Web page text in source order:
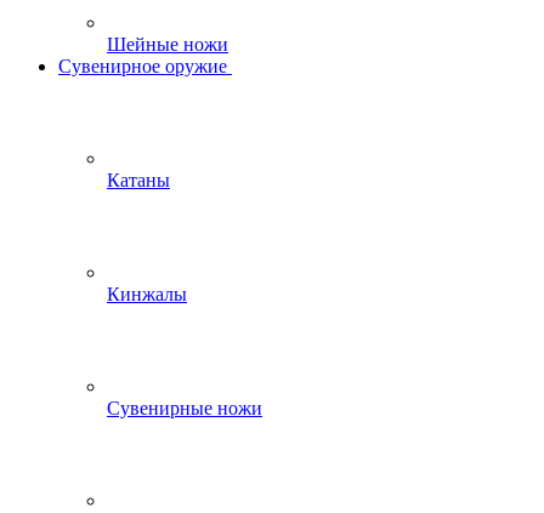
Шейные ножи
Сувенирное оружие
Катаны
Кинжалы
Сувенирные ножи